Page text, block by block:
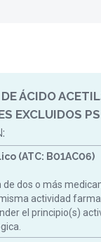
ÁCIDO
EXCLUIDOS
(ATC: B01AC06)
de dos o más
actividad
el principio(s)